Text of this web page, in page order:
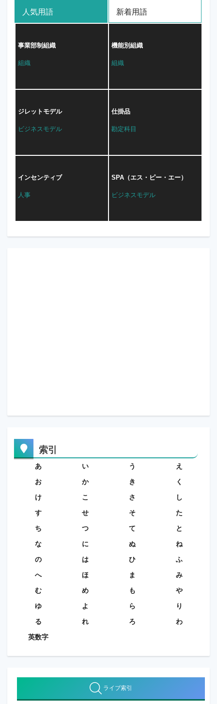
人気用語 新着用語
事業部制組織
組織
機能別組織
組織
ジレットモデル
ビジネスモデル
仕掛品
勘定科目
インセンティブ
人事
SPA（エス・ピー・エー）
ビジネスモデル
索引
あ い う
え
お
か き
く
け
こ さ
し
す
せ そ
た
ち
つ て
と
な
に ぬ
ね
の
は ひ
ふ
へ
ほ ま
み
む
め も
や
ゆ
よ ら
り
る
れ ろ
わ
英数字
ライブ索引